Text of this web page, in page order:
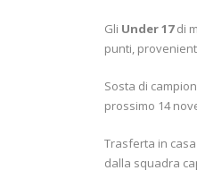
Gli Under 17di
punti,
Sosta di
prossimo 14
Trasferta in
dalla squadra